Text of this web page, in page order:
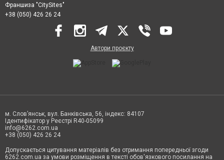
Франшиза "CitySites"
+38 (050) 426 26 24
Автори проєкту
м. Слов’янськ, вул. Банківська, 56, індекс: 84107
Ідентифікатор у Реєстрі R40-05099
info@6262.com.ua
+38 (050) 426 26 24
Допускається цитування матеріалів без отримання попередньої згоди
6262.com.ua за умови розміщення в тексті обов'язкового посилання на